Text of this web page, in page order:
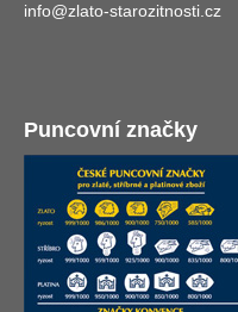
info@zlato-starozitnosti.cz
Puncovní značky